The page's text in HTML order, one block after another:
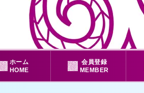
ホーム
HOME
会員登録
MEMBER